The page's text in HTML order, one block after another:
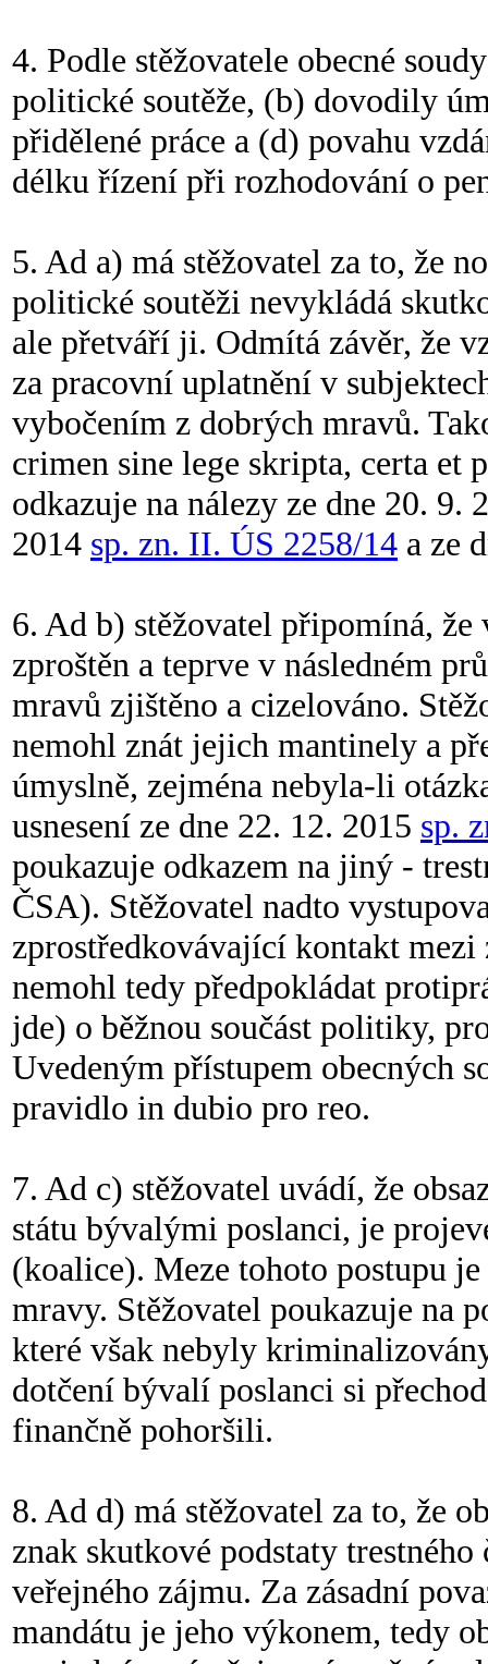
4. Podle stěžovatele obecné
politické soutěže, (b) dovodily
přidělené práce a (d) povahu
délku řízení při rozhodování o
5. Ad a) má stěžovatel za to, že
politické soutěži nevykládá
ale přetváří ji. Odmítá závěr, že
za pracovní uplatnění v
vybočením z dobrých mravů.
crimen sine lege skripta, certa et
odkazuje na nálezy ze dne 20. 9.
2014 sp. zn. II. ÚS 2258/14 a ze
6. Ad b) stěžovatel připomíná,
zproštěn a teprve v následném
mravů zjištěno a cizelováno.
nemohl znát jejich mantinely a
úmyslně, zejména nebyla-li
usnesení ze dne 22. 12. 2015 sp.
poukazuje odkazem na jiný -
ČSA). Stěžovatel nadto
zprostředkovávající kontakt
nemohl tedy předpokládat
jde) o běžnou součást politiky,
Uvedeným přístupem obecných
pravidlo in dubio pro reo.
7. Ad c) stěžovatel uvádí, že
státu bývalými poslanci, je
(koalice). Meze tohoto postupu
mravy. Stěžovatel poukazuje na
které však nebyly
dotčení bývalí poslanci si
finančně pohoršili.
8. Ad d) má stěžovatel za to, že
znak skutkové podstaty
veřejného zájmu. Za zásadní
mandátu je jeho výkonem, tedy